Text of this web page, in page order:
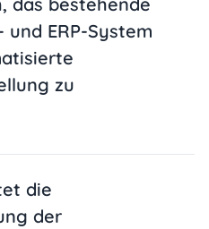
und ERP-System
zu
die
der